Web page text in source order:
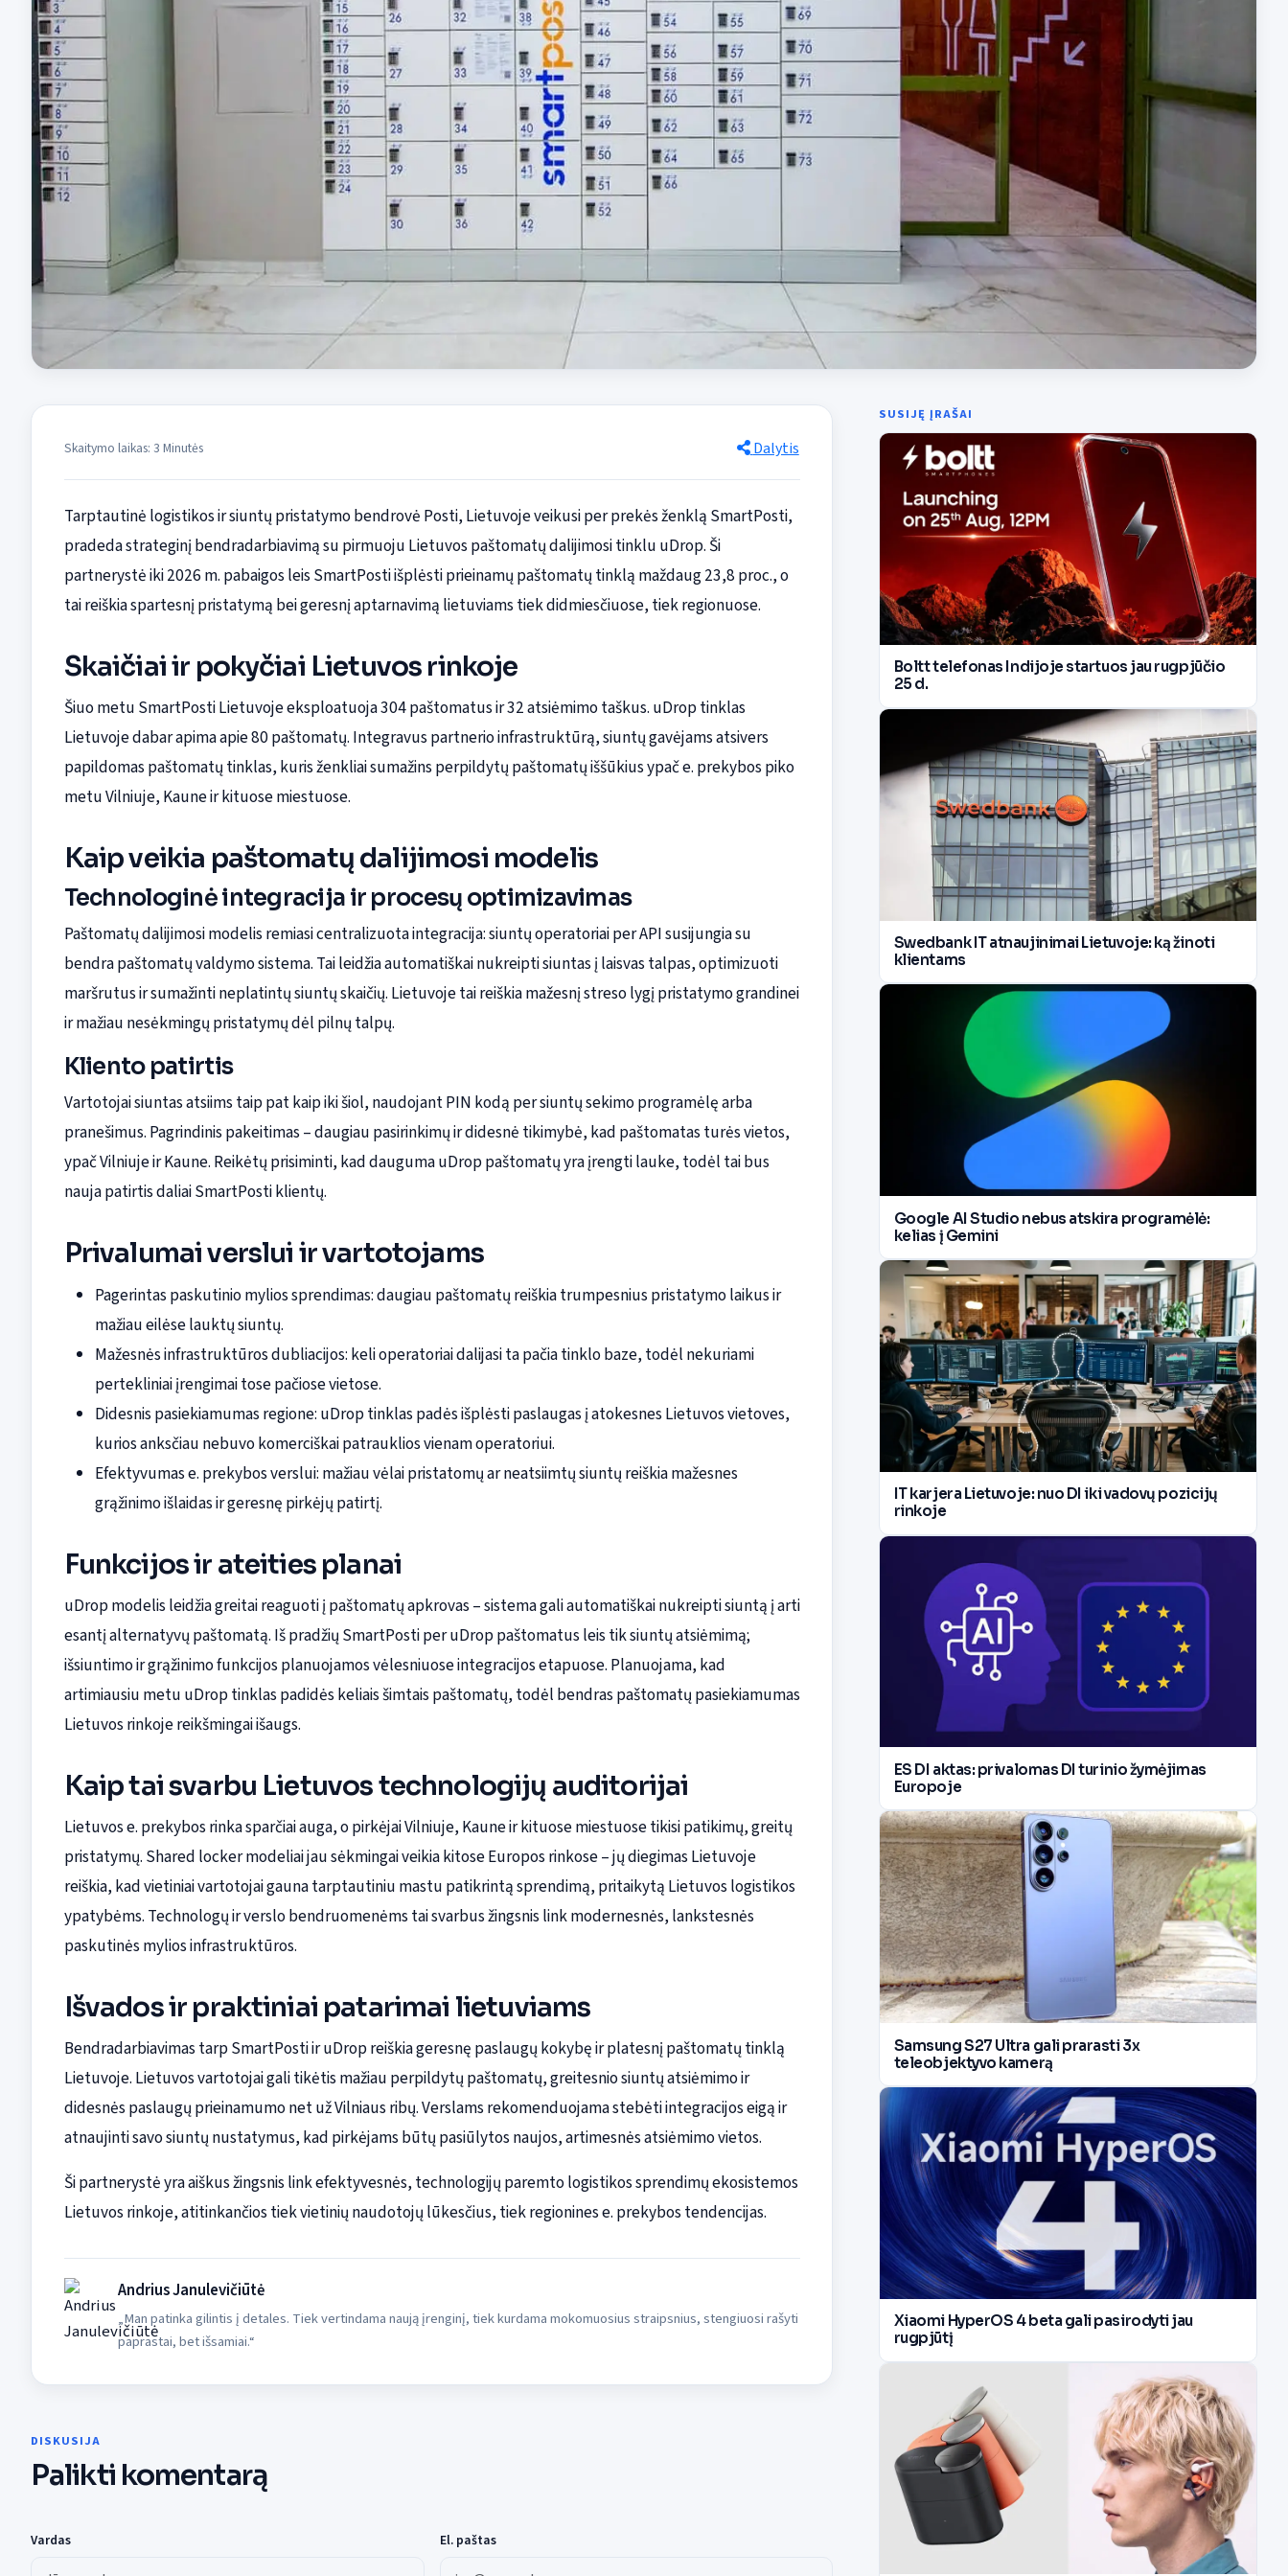
Skaitymo laikas: 3 Minutės Dalytis
Tarptautinė logistikos ir siuntų pristatymo bendrovė Posti, Lietuvoje veikusi per prekės ženklą SmartPosti,
pradeda strateginį bendradarbiavimą su pirmuoju Lietuvos paštomatų dalijimosi tinklu uDrop. Ši
partnerystė iki 2026 m. pabaigos leis SmartPosti išplėsti prieinamų paštomatų tinklą maždaug 23,8 proc., o
tai reiškia spartesnį pristatymą bei geresnį aptarnavimą lietuviams tiek didmiesčiuose, tiek regionuose.
Skaičiai ir pokyčiai Lietuvos rinkoje
Šiuo metu SmartPosti Lietuvoje eksploatuoja 304 paštomatus ir 32 atsiėmimo taškus. uDrop tinklas
Lietuvoje dabar apima apie 80 paštomatų. Integravus partnerio infrastruktūrą, siuntų gavėjams atsivers
papildomas paštomatų tinklas, kuris ženkliai sumažins perpildytų paštomatų iššūkius ypač e. prekybos piko
metu Vilniuje, Kaune ir kituose miestuose.
Kaip veikia paštomatų dalijimosi modelis
Technologinė integracija ir procesų optimizavimas
Paštomatų dalijimosi modelis remiasi centralizuota integracija: siuntų operatoriai per API susijungia su
bendra paštomatų valdymo sistema. Tai leidžia automatiškai nukreipti siuntas į laisvas talpas, optimizuoti
maršrutus ir sumažinti neplatintų siuntų skaičių. Lietuvoje tai reiškia mažesnį streso lygį pristatymo grandinei
ir mažiau nesėkmingų pristatymų dėl pilnų talpų.
Kliento patirtis
Vartotojai siuntas atsiims taip pat kaip iki šiol, naudojant PIN kodą per siuntų sekimo programėlę arba
pranešimus. Pagrindinis pakeitimas – daugiau pasirinkimų ir didesnė tikimybė, kad paštomatas turės vietos,
ypač Vilniuje ir Kaune. Reikėtų prisiminti, kad dauguma uDrop paštomatų yra įrengti lauke, todėl tai bus
nauja patirtis daliai SmartPosti klientų.
Privalumai verslui ir vartotojams
Pagerintas paskutinio mylios sprendimas: daugiau paštomatų reiškia trumpesnius pristatymo laikus ir
mažiau eilėse lauktų siuntų.
Mažesnės infrastruktūros dubliacijos: keli operatoriai dalijasi ta pačia tinklo baze, todėl nekuriami
pertekliniai įrengimai tose pačiose vietose.
Didesnis pasiekiamumas regione: uDrop tinklas padės išplėsti paslaugas į atokesnes Lietuvos vietoves,
kurios anksčiau nebuvo komerciškai patrauklios vienam operatoriui.
Efektyvumas e. prekybos verslui: mažiau vėlai pristatomų ar neatsiimtų siuntų reiškia mažesnes
grąžinimo išlaidas ir geresnę pirkėjų patirtį.
Funkcijos ir ateities planai
uDrop modelis leidžia greitai reaguoti į paštomatų apkrovas – sistema gali automatiškai nukreipti siuntą į arti
esantį alternatyvų paštomatą. Iš pradžių SmartPosti per uDrop paštomatus leis tik siuntų atsiėmimą;
išsiuntimo ir grąžinimo funkcijos planuojamos vėlesniuose integracijos etapuose. Planuojama, kad
artimiausiu metu uDrop tinklas padidės keliais šimtais paštomatų, todėl bendras paštomatų pasiekiamumas
Lietuvos rinkoje reikšmingai išaugs.
Kaip tai svarbu Lietuvos technologijų auditorijai
Lietuvos e. prekybos rinka sparčiai auga, o pirkėjai Vilniuje, Kaune ir kituose miestuose tikisi patikimų, greitų
pristatymų. Shared locker modeliai jau sėkmingai veikia kitose Europos rinkose – jų diegimas Lietuvoje
reiškia, kad vietiniai vartotojai gauna tarptautiniu mastu patikrintą sprendimą, pritaikytą Lietuvos logistikos
ypatybėms. Technologų ir verslo bendruomenėms tai svarbus žingsnis link modernesnės, lankstesnės
paskutinės mylios infrastruktūros.
Išvados ir praktiniai patarimai lietuviams
Bendradarbiavimas tarp SmartPosti ir uDrop reiškia geresnę paslaugų kokybę ir platesnį paštomatų tinklą
Lietuvoje. Lietuvos vartotojai gali tikėtis mažiau perpildytų paštomatų, greitesnio siuntų atsiėmimo ir
didesnės paslaugų prieinamumo net už Vilniaus ribų. Verslams rekomenduojama stebėti integracijos eigą ir
atnaujinti savo siuntų nustatymus, kad pirkėjams būtų pasiūlytos naujos, artimesnės atsiėmimo vietos.
Ši partnerystė yra aiškus žingsnis link efektyvesnės, technologijų paremto logistikos sprendimų ekosistemos
Lietuvos rinkoje, atitinkančios tiek vietinių naudotojų lūkesčius, tiek regionines e. prekybos tendencijas.
Andrius Janulevičiūtė
„Man patinka gilintis į detales. Tiek vertindama naują įrenginį, tiek kurdama mokomuosius straipsnius, stengiuosi rašyti
paprastai, bet išsamiai.“
DISKUSIJA
Palikti komentarą
Vardas El. paštas
SUSIJĘ ĮRAŠAI
Boltt telefonas Indijoje startuos jau rugpjūčio
25 d.
Swedbank IT atnaujinimai Lietuvoje: ką žinoti
klientams
Google AI Studio nebus atskira programėlė:
kelias į Gemini
IT karjera Lietuvoje: nuo DI iki vadovų pozicijų
rinkoje
ES DI aktas: privalomas DI turinio žymėjimas
Europoje
Samsung S27 Ultra gali prarasti 3x
teleobjektyvo kamerą
Xiaomi HyperOS 4 beta gali pasirodyti jau
rugpjūtį